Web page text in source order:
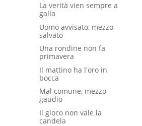
La verità vien sempre a
galla
Uomo avvisato, mezzo
salvato
Una rondine non fa
primavera
Il mattino ha l'oro in
bocca
Mal comune, mezzo
gaudio
Il gioco non vale la
candela